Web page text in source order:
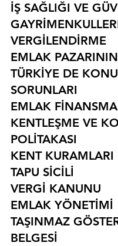
İŞ SAĞLIĞI VE
VERGİLENDİRME
EMLAK
TÜRKİYE DE
SORUNLARI
EMLAK
KENTLEŞME VE
POLİTAKASI
KENT KURAMLARI
TAPU SİCİLİ
VERGİ KANUNU
EMLAK YÖNETİMİ
TAŞINMAZ
BELGESİ